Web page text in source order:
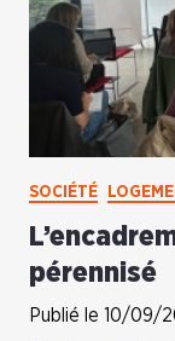
SOCIÉTÉ
pérennisé
Publié le 10/09/